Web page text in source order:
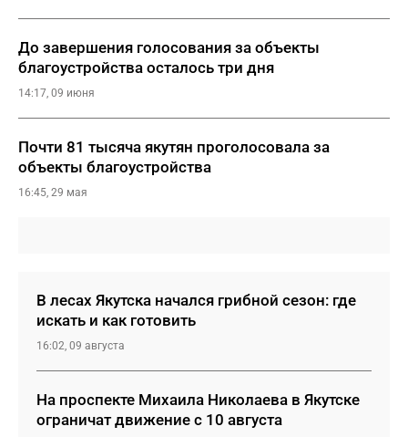
До завершения голосования за объекты
благоустройства осталось три дня
14:17, 09 июня
Почти 81 тысяча якутян проголосовала за
объекты благоустройства
16:45, 29 мая
В лесах Якутска начался грибной сезон: где
искать и как готовить
16:02, 09 августа
На проспекте Михаила Николаева в Якутске
ограничат движение с 10 августа